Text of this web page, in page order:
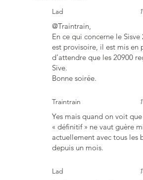
Lad
@Traintrain,
En ce qui concerne le Sisve
est provisoire, il est mis en
d’attendre que les 20900
Sive.
Bonne soirée.
Traintrain
Yes mais quand on voit que
« définitif » ne vaut guère
actuellement avec tous les
depuis un mois.
Lad